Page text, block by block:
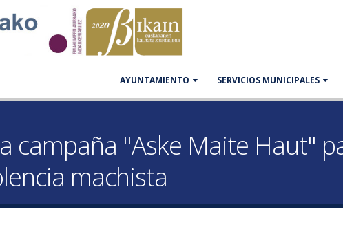
AYUNTAMIENTO SERVICIOS MUNICIPALES
campaña "Aske Maite Haut"
machista